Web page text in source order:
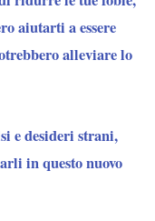
aiutarti a essere
alleviare lo
e desideri strani,
in questo nuovo